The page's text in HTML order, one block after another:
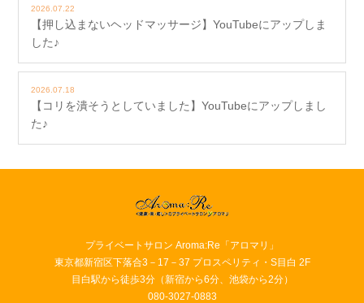
2026.07.22
【押し込まないヘッドマッサージ】YouTubeにアップしま
した♪
2026.07.18
【コリを潰そうとしていました】YouTubeにアップしまし
た♪
プライベートサロン Aroma:Re「アロマリ」
東京都新宿区下落合3－17－37 プロスペリティ・S目白 2F
目白駅から徒歩3分（新宿から6分、池袋から2分）
080-3027-0883